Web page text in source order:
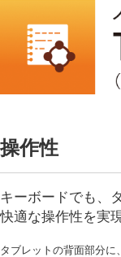
操作性
キーボードでも、
快適な操作性を実
タブレットの背面部分に